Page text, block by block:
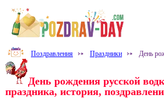
Поздравления ⤐ Праздники ⤐ День
День рождения русской
праздника, история,